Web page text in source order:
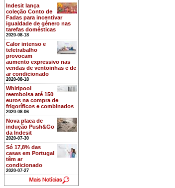
Indesit lança
coleção Conto de
Fadas para incentivar
igualdade de género nas
tarefas domésticas
2020-08-18
Calor intenso e
teletrabalho
provocam
aumento expressivo nas
vendas de ventoinhas e de
ar condicionado
2020-08-18
Whirlpool
reembolsa até 150
euros na compra de
frigoríficos e combinados
2020-08-06
Nova placa de
indução Push&Go
da Indesit
2020-07-30
Só 17,8% das
casas em Portugal
têm ar
condicionado
2020-07-27